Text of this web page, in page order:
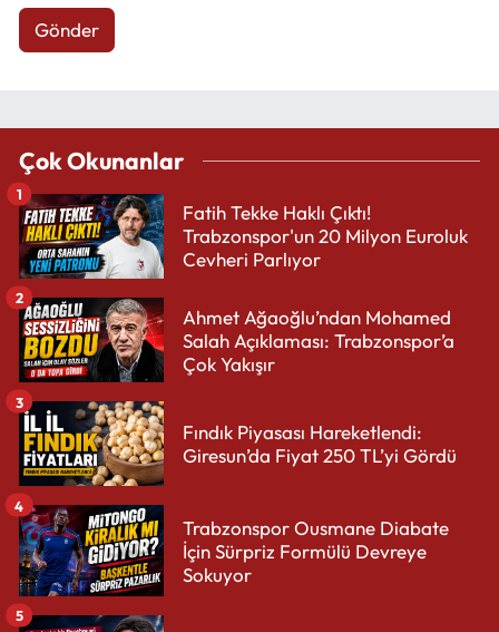
Gönder
Çok Okunanlar
Fatih Tekke Haklı Çıktı!
Trabzonspor'un 20 Milyon Euroluk
Cevheri Parlıyor
1
Ahmet Ağaoğlu’ndan Mohamed
Salah Açıklaması: Trabzonspor’a
Çok Yakışır
2
Fındık Piyasası Hareketlendi:
Giresun’da Fiyat 250 TL’yi Gördü
3
Trabzonspor Ousmane Diabate
İçin Sürpriz Formülü Devreye
Sokuyor
4
5